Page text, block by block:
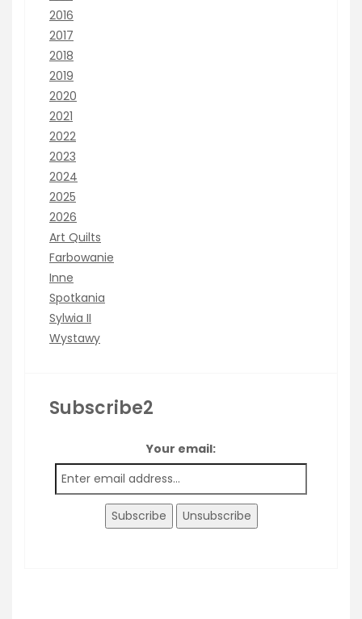
2016
2017
2018
2019
2020
2021
2022
2023
2024
2025
2026
Art Quilts
Farbowanie
Inne
Spotkania
Sylwia II
Wystawy
Subscribe2
Your email: